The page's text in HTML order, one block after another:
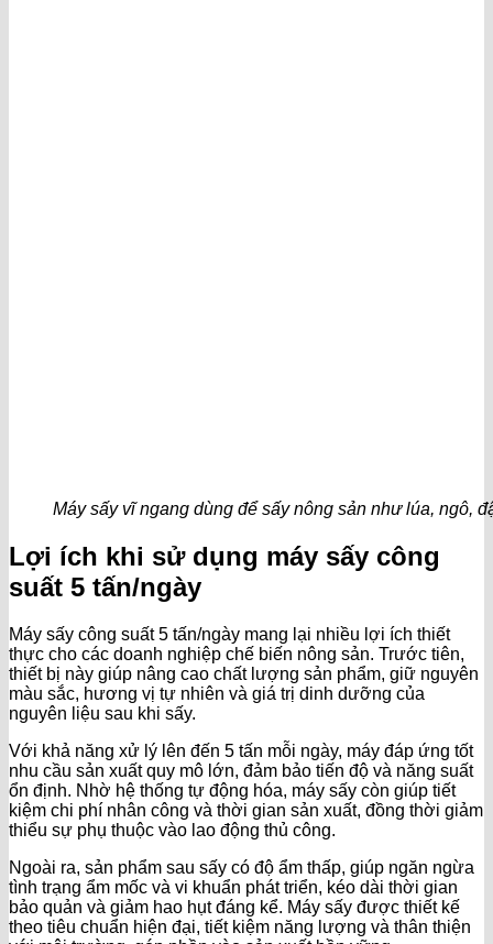
Máy sấy vĩ ngang dùng để sấy nông sản như lúa, ngô,
Lợi ích khi sử dụng máy sấy công
suất 5 tấn/ngày
Máy sấy công suất 5 tấn/ngày mang lại nhiều lợi ích thiết
thực cho các doanh nghiệp chế biến nông sản. Trước tiên,
thiết bị này giúp nâng cao chất lượng sản phẩm, giữ nguyên
màu sắc, hương vị tự nhiên và giá trị dinh dưỡng của
nguyên liệu sau khi sấy.
Với khả năng xử lý lên đến 5 tấn mỗi ngày, máy đáp ứng tốt
nhu cầu sản xuất quy mô lớn, đảm bảo tiến độ và năng suất
ổn định. Nhờ hệ thống tự động hóa, máy sấy còn giúp tiết
kiệm chi phí nhân công và thời gian sản xuất, đồng thời giảm
thiểu sự phụ thuộc vào lao động thủ công.
Ngoài ra, sản phẩm sau sấy có độ ẩm thấp, giúp ngăn ngừa
tình trạng ẩm mốc và vi khuẩn phát triển, kéo dài thời gian
bảo quản và giảm hao hụt đáng kể. Máy sấy được thiết kế
theo tiêu chuẩn hiện đại, tiết kiệm năng lượng và thân thiện